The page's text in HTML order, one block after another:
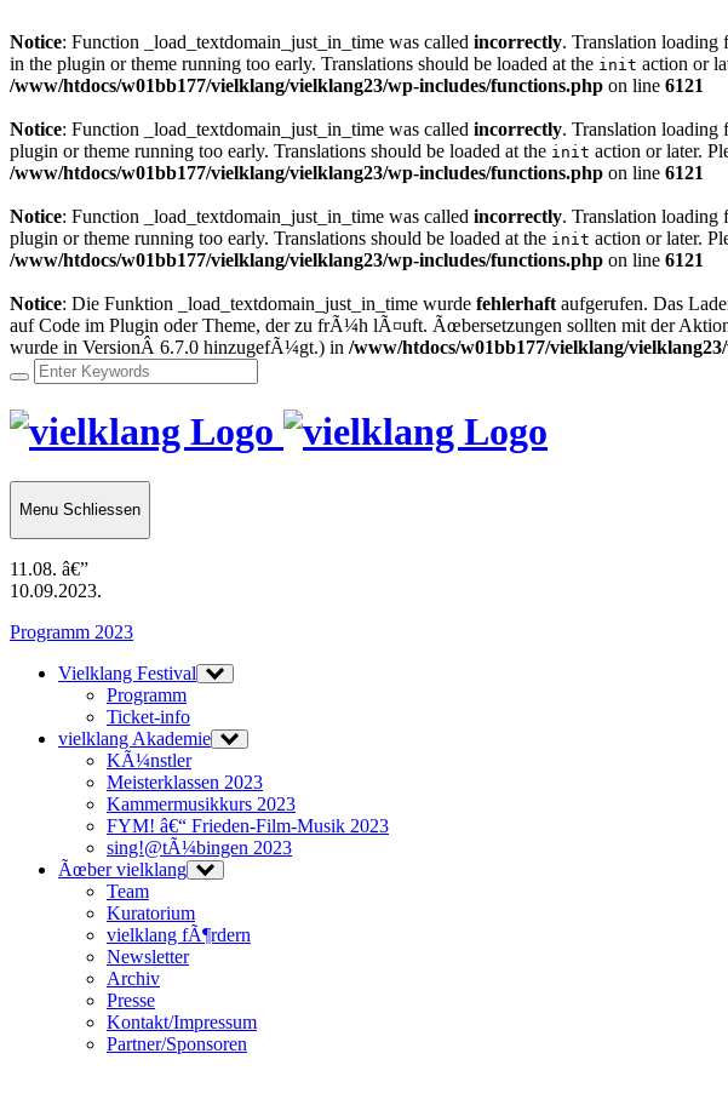
Notice: Function _load_textdomain_just_in_time was called incorrectly. Translation loading
in the plugin or theme running too early. Translations should be loaded at the init action or
/www/htdocs/w01bb177/vielklang/vielklang23/wp-includes/functions.php on line 6121
Notice: Function _load_textdomain_just_in_time was called incorrectly. Translation loading
plugin or theme running too early. Translations should be loaded at the init action or later.
/www/htdocs/w01bb177/vielklang/vielklang23/wp-includes/functions.php on line 6121
Notice: Function _load_textdomain_just_in_time was called incorrectly. Translation loading
plugin or theme running too early. Translations should be loaded at the init action or later.
/www/htdocs/w01bb177/vielklang/vielklang23/wp-includes/functions.php on line 6121
Notice: Die Funktion _load_textdomain_just_in_time wurde fehlerhaft aufgerufen. Das
auf Code im Plugin oder Theme, der zu frÃ¼h lÃ¤uft. Ãœbersetzungen sollten mit der
wurde in VersionÂ 6.7.0 hinzugefÃ¼gt.) in /www/htdocs/w01bb177/vielklang/
Menu Schliessen
11.08. â€”
10.09.2023.
Programm 2023
Vielklang Festival
Programm
Ticket-info
vielklang Akademie
KÃ¼nstler
Meisterklassen 2023
Kammermusikkurs 2023
FYM! â€“ Frieden-Film-Musik 2023
sing!@tÃ¼bingen 2023
Ãœber vielklang
Team
Kuratorium
vielklang fÃ¶rdern
Newsletter
Archiv
Presse
Kontakt/Impressum
Partner/Sponsoren